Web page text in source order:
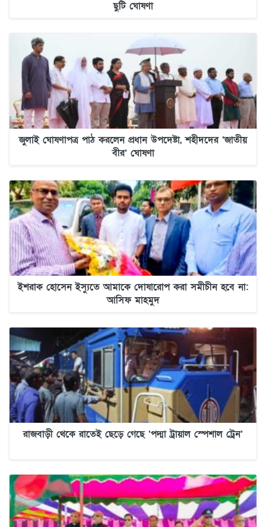
ছুটি ঘোষণা
জুলাই ঘোষণাপত্র পাঠ করলেন প্রধান উপদেষ্টা, শহীদদের ‘জাতীয়
বীর’ ঘোষণা
ইশরাক হোসেন ইস্যুতে আমাকে দোষারোপ করা সমীচীন হবে না:
আসিফ মাহমুদ
রাজবাড়ী থেকে রাতেই ছেড়ে গেছে ‘পদ্মা ট্রায়াল স্পেশাল ট্রেন’